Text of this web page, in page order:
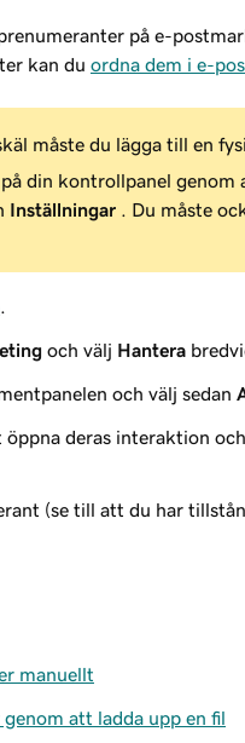
på e-
kan du ordna dem i e-
måste du lägga till en
din kontrollpanel genom
Inställningar . Du måste
och välj Hantera
och välj sedan
deras interaktion
(se till att du har
manuellt
att ladda upp en fil